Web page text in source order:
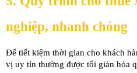
nghiệp, nhanh chóng
Để tiết kiệm thời gian cho khách
vị uy tín thường được tối giản hóa